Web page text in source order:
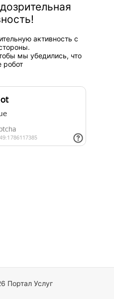
активность с
мы убедились, что
робот
Портал Услуг